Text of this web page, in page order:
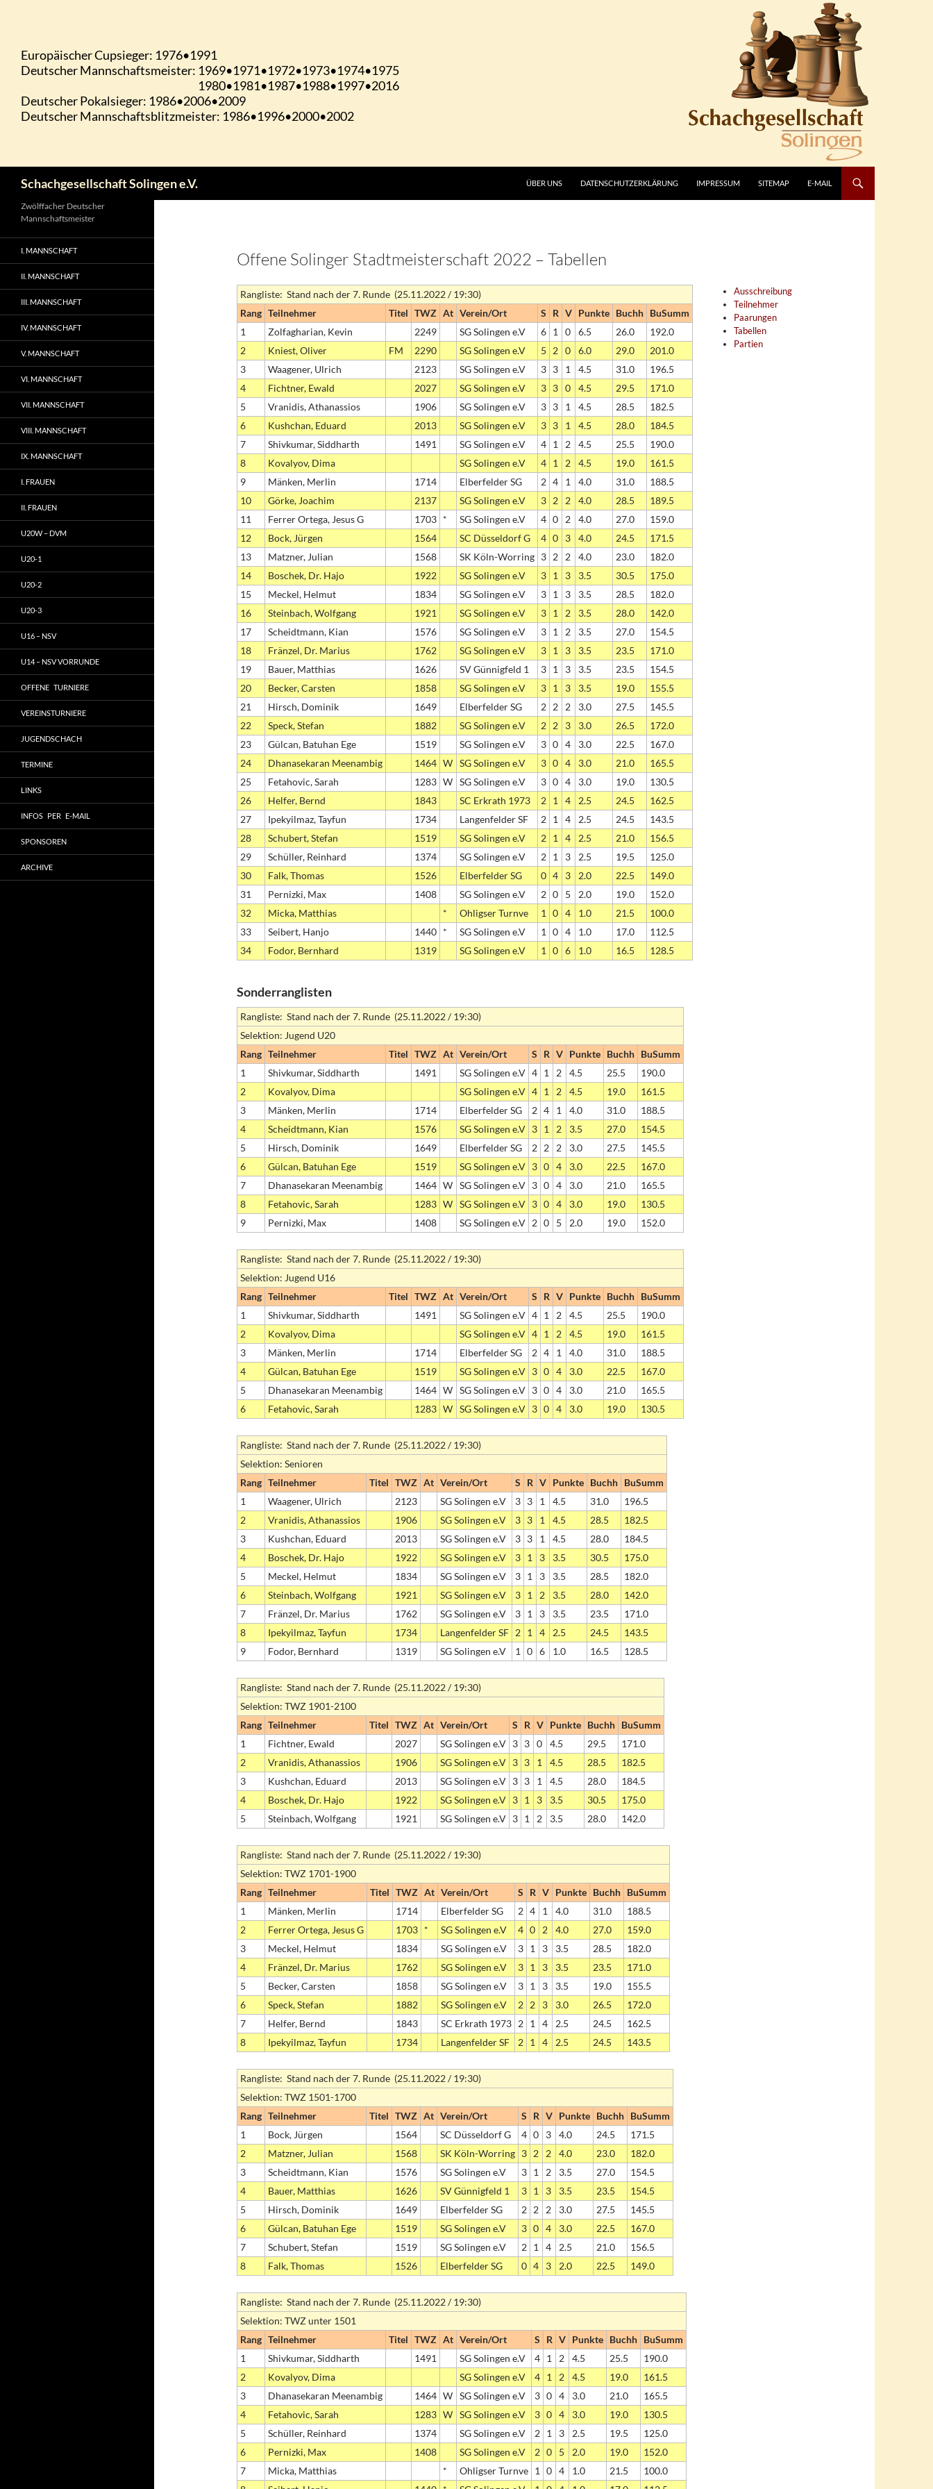
Schachgesellschaft Solingen e.V. ÜBER UNS DATENSCHUTZERKLÄRUNG IMPRESSUM SITEMAP E-MAIL
Offene Solinger Stadtmeisterschaft 2022 – Tabellen
Ausschreibung
Teilnehmer
Paarungen
Tabellen
Partien
Rangliste: Stand nach der 7. Runde (25.11.2022 / 19:30)
Rang Teilnehmer Titel TWZ At Verein/Ort S R V Punkte Buchh BuSumm
1
Zolfagharian, Kevin 2249 SG Solingen e.V 6 1 0 6.5 26.0
192.0
2
Kniest, Oliver FM 2290 SG Solingen e.V 5 2 0 6.0 29.0
201.0
3
Waagener, Ulrich 2123 SG Solingen e.V 3 3 1 4.5 31.0
196.5
4
Fichtner, Ewald 2027 SG Solingen e.V 3 3 0 4.5 29.5
171.0
5
Vranidis, Athanassios 1906 SG Solingen e.V 3 3 1 4.5 28.5
182.5
6
Kushchan, Eduard 2013 SG Solingen e.V 3 3 1 4.5 28.0
184.5
7
Shivkumar, Siddharth 1491 SG Solingen e.V 4 1 2 4.5 25.5
190.0
8
Kovalyov, Dima SG Solingen e.V 4 1 2 4.5 19.0
161.5
9
Mänken, Merlin 1714 Elberfelder SG 2 4 1 4.0 31.0
188.5
10
Görke, Joachim 2137 SG Solingen e.V 3 2 2 4.0 28.5
189.5
11
Ferrer Ortega, Jesus G 1703 * SG Solingen e.V 4 0 2 4.0 27.0
159.0
12
Bock, Jürgen 1564 SC Düsseldorf G 4 0 3 4.0 24.5
171.5
13
Matzner, Julian 1568 SK Köln-Worring 3 2 2 4.0 23.0
182.0
14
Boschek, Dr. Hajo 1922 SG Solingen e.V 3 1 3 3.5 30.5
175.0
15
Meckel, Helmut 1834 SG Solingen e.V 3 1 3 3.5 28.5
182.0
16
Steinbach, Wolfgang 1921 SG Solingen e.V 3 1 2 3.5 28.0
142.0
17
Scheidtmann, Kian 1576 SG Solingen e.V 3 1 2 3.5 27.0
154.5
18
Fränzel, Dr. Marius 1762 SG Solingen e.V 3 1 3 3.5 23.5
171.0
19
Bauer, Matthias 1626 SV Günnigfeld 1 3 1 3 3.5 23.5
154.5
20
Becker, Carsten 1858 SG Solingen e.V 3 1 3 3.5 19.0
155.5
21
Hirsch, Dominik 1649 Elberfelder SG 2 2 2 3.0 27.5
145.5
22
Speck, Stefan 1882 SG Solingen e.V 2 2 3 3.0 26.5
172.0
23
Gülcan, Batuhan Ege 1519 SG Solingen e.V 3 0 4 3.0 22.5
167.0
24
Dhanasekaran Meenambig 1464 W SG Solingen e.V 3 0 4 3.0 21.0
165.5
25
Fetahovic, Sarah 1283 W SG Solingen e.V 3 0 4 3.0 19.0
130.5
26
Helfer, Bernd 1843 SC Erkrath 1973 2 1 4 2.5 24.5
162.5
27
Ipekyilmaz, Tayfun 1734 Langenfelder SF 2 1 4 2.5 24.5
143.5
28
Schubert, Stefan 1519 SG Solingen e.V 2 1 4 2.5 21.0
156.5
29
Schüller, Reinhard 1374 SG Solingen e.V 2 1 3 2.5 19.5
125.0
30
Falk, Thomas 1526 Elberfelder SG 0 4 3 2.0 22.5
149.0
31
Pernizki, Max 1408 SG Solingen e.V 2 0 5 2.0 19.0
152.0
32
Micka, Matthias * Ohligser Turnve 1 0 4 1.0 21.5
100.0
33
Seibert, Hanjo 1440 * SG Solingen e.V 1 0 4 1.0 17.0
112.5
34
Fodor, Bernhard 1319 SG Solingen e.V 1 0 6 1.0 16.5 128.5
Sonderranglisten
Rangliste: Stand nach der 7. Runde (25.11.2022 / 19:30)
Selektion: Jugend U20
Rang Teilnehmer Titel TWZ At Verein/Ort S R V Punkte Buchh BuSumm
1
Shivkumar, Siddharth 1491 SG Solingen e.V 4 1 2 4.5 25.5
190.0
2
Kovalyov, Dima SG Solingen e.V 4 1 2 4.5 19.0
161.5
3
Mänken, Merlin 1714 Elberfelder SG 2 4 1 4.0 31.0
188.5
4
Scheidtmann, Kian 1576 SG Solingen e.V 3 1 2 3.5 27.0
154.5
5
Hirsch, Dominik 1649 Elberfelder SG 2 2 2 3.0 27.5
145.5
6
Gülcan, Batuhan Ege 1519 SG Solingen e.V 3 0 4 3.0 22.5
167.0
7
Dhanasekaran Meenambig 1464 W SG Solingen e.V 3 0 4 3.0 21.0
165.5
8
Fetahovic, Sarah 1283 W SG Solingen e.V 3 0 4 3.0 19.0
130.5
9
Pernizki, Max 1408 SG Solingen e.V 2 0 5 2.0 19.0 152.0
Rangliste: Stand nach der 7. Runde (25.11.2022 / 19:30)
Selektion: Jugend U16
Rang Teilnehmer Titel TWZ At Verein/Ort S R V Punkte Buchh BuSumm
1
Shivkumar, Siddharth 1491 SG Solingen e.V 4 1 2 4.5 25.5
190.0
2
Kovalyov, Dima SG Solingen e.V 4 1 2 4.5 19.0
161.5
3
Mänken, Merlin 1714 Elberfelder SG 2 4 1 4.0 31.0
188.5
4
Gülcan, Batuhan Ege 1519 SG Solingen e.V 3 0 4 3.0 22.5
167.0
5
Dhanasekaran Meenambig 1464 W SG Solingen e.V 3 0 4 3.0 21.0
165.5
6
Fetahovic, Sarah 1283 W SG Solingen e.V 3 0 4 3.0 19.0 130.5
Rangliste: Stand nach der 7. Runde (25.11.2022 / 19:30)
Selektion: Senioren
Rang Teilnehmer Titel TWZ At Verein/Ort S R V Punkte Buchh BuSumm
1
Waagener, Ulrich 2123 SG Solingen e.V 3 3 1 4.5 31.0
196.5
2
Vranidis, Athanassios 1906 SG Solingen e.V 3 3 1 4.5 28.5
182.5
3
Kushchan, Eduard 2013 SG Solingen e.V 3 3 1 4.5 28.0
184.5
4
Boschek, Dr. Hajo 1922 SG Solingen e.V 3 1 3 3.5 30.5
175.0
5
Meckel, Helmut 1834 SG Solingen e.V 3 1 3 3.5 28.5
182.0
6
Steinbach, Wolfgang 1921 SG Solingen e.V 3 1 2 3.5 28.0
142.0
7
Fränzel, Dr. Marius 1762 SG Solingen e.V 3 1 3 3.5 23.5
171.0
8
Ipekyilmaz, Tayfun 1734 Langenfelder SF 2 1 4 2.5 24.5
143.5
9
Fodor, Bernhard 1319 SG Solingen e.V 1 0 6 1.0 16.5 128.5
Rangliste: Stand nach der 7. Runde (25.11.2022 / 19:30)
Selektion: TWZ 1901-2100
Rang Teilnehmer Titel TWZ At Verein/Ort S R V Punkte Buchh BuSumm
1
Fichtner, Ewald 2027 SG Solingen e.V 3 3 0 4.5 29.5
171.0
2
Vranidis, Athanassios 1906 SG Solingen e.V 3 3 1 4.5 28.5
182.5
3
Kushchan, Eduard 2013 SG Solingen e.V 3 3 1 4.5 28.0
184.5
4
Boschek, Dr. Hajo 1922 SG Solingen e.V 3 1 3 3.5 30.5
175.0
5
Steinbach, Wolfgang 1921 SG Solingen e.V 3 1 2 3.5 28.0 142.0
Rangliste: Stand nach der 7. Runde (25.11.2022 / 19:30)
Selektion: TWZ 1701-1900
Rang Teilnehmer Titel TWZ At Verein/Ort S R V Punkte Buchh BuSumm
1
Mänken, Merlin 1714 Elberfelder SG 2 4 1 4.0 31.0
188.5
2
Ferrer Ortega, Jesus G 1703 * SG Solingen e.V 4 0 2 4.0 27.0
159.0
3
Meckel, Helmut 1834 SG Solingen e.V 3 1 3 3.5 28.5
182.0
4
Fränzel, Dr. Marius 1762 SG Solingen e.V 3 1 3 3.5 23.5
171.0
5
Becker, Carsten 1858 SG Solingen e.V 3 1 3 3.5 19.0
155.5
6
Speck, Stefan 1882 SG Solingen e.V 2 2 3 3.0 26.5
172.0
7
Helfer, Bernd 1843 SC Erkrath 1973 2 1 4 2.5 24.5
162.5
8
Ipekyilmaz, Tayfun 1734 Langenfelder SF 2 1 4 2.5 24.5 143.5
Rangliste: Stand nach der 7. Runde (25.11.2022 / 19:30)
Selektion: TWZ 1501-1700
Rang Teilnehmer Titel TWZ At Verein/Ort S R V Punkte Buchh BuSumm
1
Bock, Jürgen 1564 SC Düsseldorf G 4 0 3 4.0 24.5
171.5
2
Matzner, Julian 1568 SK Köln-Worring 3 2 2 4.0 23.0
182.0
3
Scheidtmann, Kian 1576 SG Solingen e.V 3 1 2 3.5 27.0
154.5
4
Bauer, Matthias 1626 SV Günnigfeld 1 3 1 3 3.5 23.5
154.5
5
Hirsch, Dominik 1649 Elberfelder SG 2 2 2 3.0 27.5
145.5
6
Gülcan, Batuhan Ege 1519 SG Solingen e.V 3 0 4 3.0 22.5
167.0
7
Schubert, Stefan 1519 SG Solingen e.V 2 1 4 2.5 21.0
156.5
8
Falk, Thomas 1526 Elberfelder SG 0 4 3 2.0 22.5 149.0
Rangliste: Stand nach der 7. Runde (25.11.2022 / 19:30)
Selektion: TWZ unter 1501
Rang Teilnehmer Titel TWZ At Verein/Ort S R V Punkte Buchh BuSumm
1
Shivkumar, Siddharth 1491 SG Solingen e.V 4 1 2 4.5 25.5
190.0
2
Kovalyov, Dima SG Solingen e.V 4 1 2 4.5 19.0
161.5
3
Dhanasekaran Meenambig 1464 W SG Solingen e.V 3 0 4 3.0 21.0
165.5
4
Fetahovic, Sarah 1283 W SG Solingen e.V 3 0 4 3.0 19.0
130.5
5
Schüller, Reinhard 1374 SG Solingen e.V 2 1 3 2.5 19.5
125.0
6
Pernizki, Max 1408 SG Solingen e.V 2 0 5 2.0 19.0
152.0
7
Micka, Matthias * Ohligser Turnve 1 0 4 1.0 21.5
100.0
Zwölffacher Deutscher
Mannschaftsmeister
I. MANNSCHAFT
II. MANNSCHAFT
III. MANNSCHAFT
IV. MANNSCHAFT
V. MANNSCHAFT
VI. MANNSCHAFT
VII. MANNSCHAFT
VIII. MANNSCHAFT
IX. MANNSCHAFT
I. FRAUEN
II. FRAUEN
U20W – DVM
U20-1
U20-2
U20-3
U16 – NSV
U14 – NSV VORRUNDE
OFFENE TURNIERE
VEREINSTURNIERE
JUGENDSCHACH
TERMINE
LINKS
INFOS PER E-MAIL
SPONSOREN
ARCHIVE